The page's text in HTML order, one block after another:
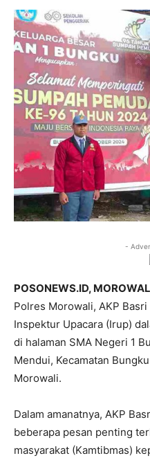
-
POSONEWS.ID,
Polres Morowali, AKP
Inspektur Upacara (Irup)
di halaman SMA Negeri 1
Mendui, Kecamatan
Morowali.
Dalam amanatnya, AKP
beberapa pesan penting
masyarakat (Kamtibmas)